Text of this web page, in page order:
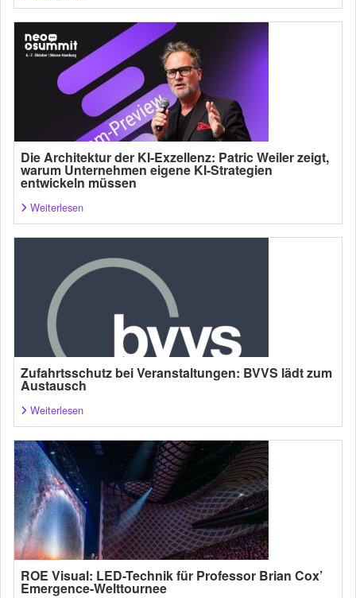
Die Architektur der KI-Exzellenz: Patric Weiler zeigt,
warum Unternehmen eigene KI-Strategien
entwickeln müssen
Weiterlesen
Zufahrtsschutz bei Veranstaltungen: BVVS lädt zum
Austausch
Weiterlesen
ROE Visual: LED-Technik für Professor Brian Cox’
Emergence-Welttournee